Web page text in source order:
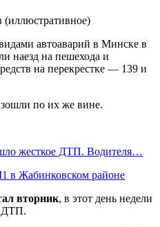
(иллюстративное)
автоаварий в Минске в
наезд на пешехода и
на перекрестке — 139 и
по их же вине.
жесткое ДТП. Водителя…
в Жабинковском районе
вторник, в этот день недели
ДТП.